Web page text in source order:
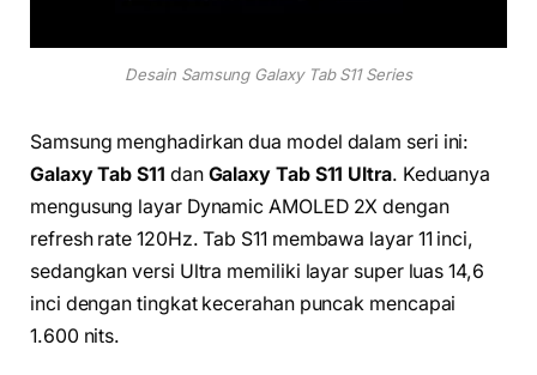
Desain Samsung Galaxy Tab S11 Series
Samsung menghadirkan dua model dalam seri ini:
Galaxy Tab S11 dan Galaxy Tab S11 Ultra. Keduanya
mengusung layar Dynamic AMOLED 2X dengan
refresh rate 120Hz. Tab S11 membawa layar 11 inci,
sedangkan versi Ultra memiliki layar super luas 14,6
inci dengan tingkat kecerahan puncak mencapai
1.600 nits.